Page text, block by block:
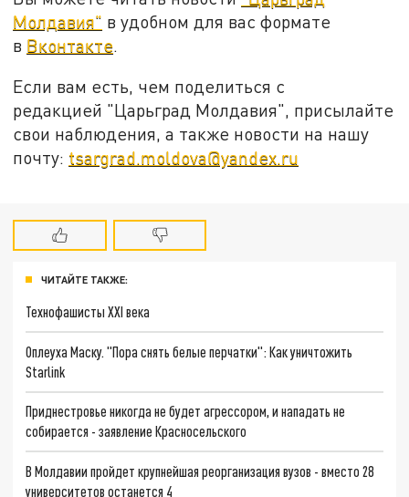
Молдавия" в удобном для вас формате
в Вконтакте.
Если вам есть, чем поделиться с
редакцией "Царьград Молдавия", присылайте
свои наблюдения, а также новости на нашу
почту: tsargrad.moldova@yandex.ru
ЧИТАЙТЕ ТАКЖЕ:
Технофашисты XXI века
Оплеуха Маску. "Пора снять белые перчатки": Как уничтожить
Starlink
Приднестровье никогда не будет агрессором, и нападать не
собирается - заявление Красносельского
В Молдавии пройдет крупнейшая реорганизация вузов - вместо 28
университетов останется 4